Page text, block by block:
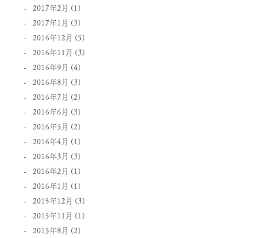
2017年2月 (1)
2017年1月 (3)
2016年12月 (5)
2016年11月 (3)
2016年9月 (4)
2016年8月 (3)
2016年7月 (2)
2016年6月 (3)
2016年5月 (2)
2016年4月 (1)
2016年3月 (3)
2016年2月 (1)
2016年1月 (1)
2015年12月 (3)
2015年11月 (1)
2015年8月 (2)